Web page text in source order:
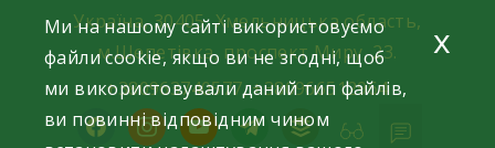
content
Україна, 30405, Хмельницька область,
м.Шепетівка, проспект Миру, 23.
+380963740577, +380966512964
facebookinstagramyoutubetelegram
buffer
Ми на нашому сайті використовуємо
файли cookie, якщо ви не згодні, щоб
ми використовували даний тип файлів,
ви повинні відповідним чином
x